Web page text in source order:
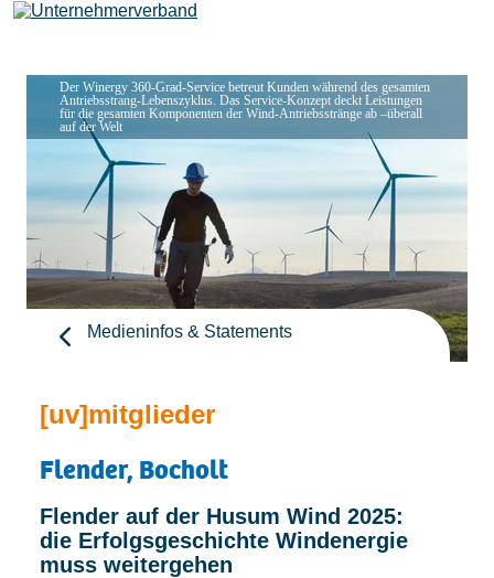
Leistungen
Mitglieder
[uv]campus | Seminare
Verband
Kontakt
Der Winergy 360-Grad-Service betreut Kunden während des gesamten
Antriebsstrang-Lebenszyklus. Das Service-Konzept deckt Leistungen
für die gesamten Komponenten der Wind-Antriebsstränge ab –überall
auf der Welt
Medieninfos & Statements
[uv]mitglieder
Flender, Bocholt
Flender auf der Husum Wind 2025:
die Erfolgsgeschichte Windenergie
muss weitergehen